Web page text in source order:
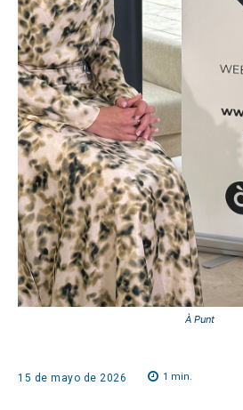
À Punt
15 de mayo de 2026 1 min.